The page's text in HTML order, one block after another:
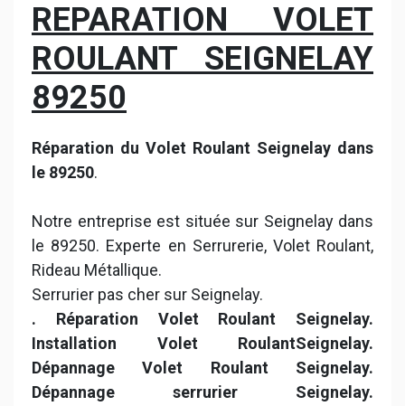
REPARATION VOLET
ROULANT SEIGNELAY
89250
Réparation du Volet Roulant Seignelay dans
le 89250.
Notre entreprise est située sur Seignelay dans
le 89250. Experte en Serrurerie, Volet Roulant,
Rideau Métallique.
Serrurier pas cher sur Seignelay.
. Réparation Volet Roulant Seignelay.
Installation Volet RoulantSeignelay.
Dépannage Volet Roulant Seignelay.
Dépannage serrurier Seignelay.